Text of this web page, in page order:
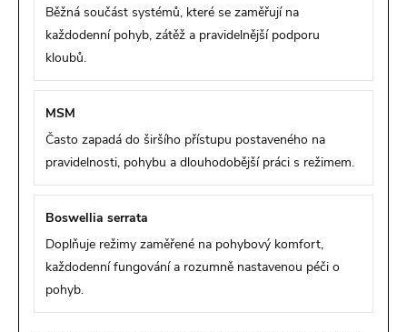
Běžná součást systémů, které se zaměřují na
každodenní pohyb, zátěž a pravidelnější podporu
kloubů.
MSM
Často zapadá do širšího přístupu postaveného na
pravidelnosti, pohybu a dlouhodobější práci s režimem.
Boswellia serrata
Doplňuje režimy zaměřené na pohybový komfort,
každodenní fungování a rozumně nastavenou péči o
pohyb.